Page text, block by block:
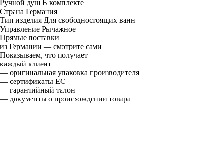
Ручной душ В комплекте
Страна Германия
Тип изделия Для свободностоящих ванн
Управление Рычажное
Прямые поставки
из Германии — смотрите сами
Показываем, что получает
каждый клиент
— оригинальная упаковка производителя
— сертификаты ЕС
— гарантийный талон
— документы о происхождении товара